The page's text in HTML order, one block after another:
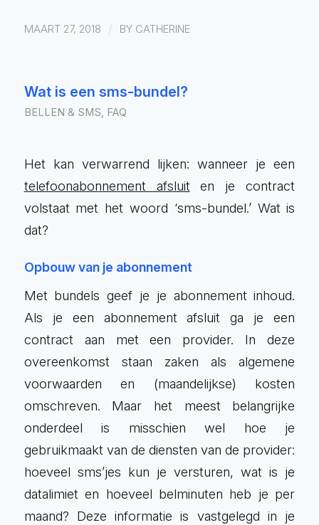
MAART 27, 2018 / BY CATHERINE
Wat is een sms-bundel?
BELLEN & SMS, FAQ
Het kan verwarrend lijken: wanneer je een
telefoonabonnement afsluit en je contract
volstaat met het woord ‘sms-bundel.’ Wat is
dat?
Opbouw van je abonnement
Met bundels geef je je abonnement inhoud.
Als je een abonnement afsluit ga je een
contract aan met een provider. In deze
overeenkomst staan zaken als algemene
voorwaarden en (maandelijkse) kosten
omschreven. Maar het meest belangrijke
onderdeel is misschien wel hoe je
gebruikmaakt van de diensten van de provider:
hoeveel sms’jes kun je versturen, wat is je
datalimiet en hoeveel belminuten heb je per
maand? Deze informatie is vastgelegd in je